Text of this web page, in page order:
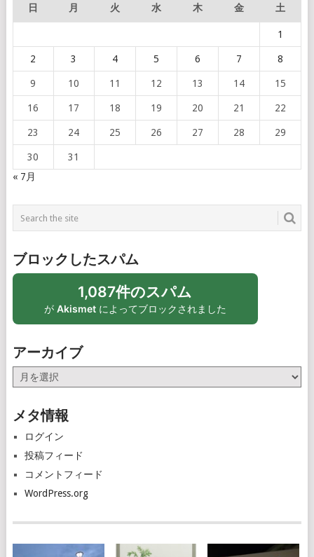
日 月 火 水 木 金 土
1
2 3 4 5 6 7 8
9 10 11 12 13 14 15
16 17 18 19 20 21 22
23 24 25 26 27 28 29
30
31
« 7月
ブロックしたスパム
1,087件のスパム
が Akismetによってブロックされました
アーカイブ
ー
イ
メタ情報
ログイン
投稿フィード
コメントフィード
WordPress.org